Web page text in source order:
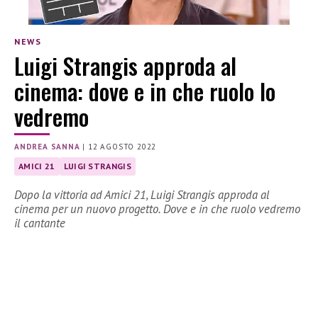
NEWS
Luigi Strangis approda al
cinema: dove e in che ruolo lo
vedremo
ANDREA SANNA | 12 AGOSTO 2022
AMICI 21 LUIGI STRANGIS
Dopo la vittoria ad Amici 21, Luigi Strangis approda al
cinema per un nuovo progetto. Dove e in che ruolo vedremo
il cantante